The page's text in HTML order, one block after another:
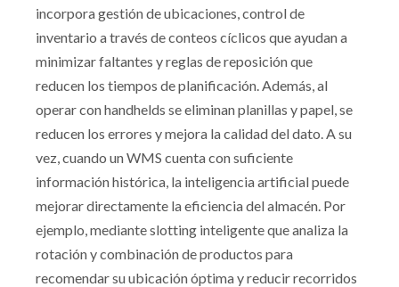
incorpora gestión de ubicaciones, control de
inventario a través de conteos cíclicos que ayudan a
minimizar faltantes y reglas de reposición que
reducen los tiempos de planificación. Además, al
operar con handhelds se eliminan planillas y papel, se
reducen los errores y mejora la calidad del dato. A su
vez, cuando un WMS cuenta con suficiente
información histórica, la inteligencia artificial puede
mejorar directamente la eficiencia del almacén. Por
ejemplo, mediante slotting inteligente que analiza la
rotación y combinación de productos para
recomendar su ubicación óptima y reducir recorridos